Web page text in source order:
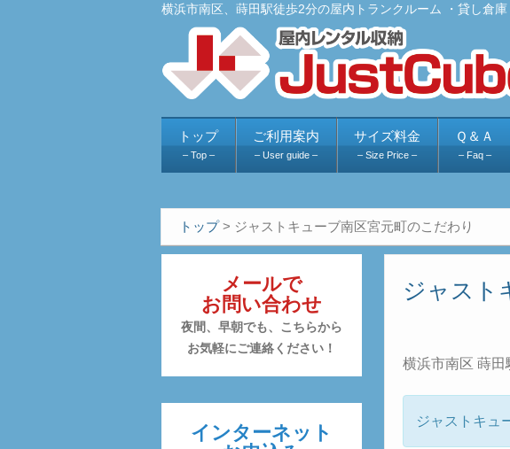
横浜市南区、蒔田駅徒歩2分の屋内トランクルーム ・貸し倉
トップ
– Top –
ご利用案内
– User guide –
サイズ料金
– Size Price –
Ｑ＆Ａ
– Faq –
トップ> ジャストキューブ南区宮元町のこだわり
メールで
お問い合わせ
夜間、早朝でも、こちらから
お気軽にご連絡ください！
インターネット
ジャスト
横浜市南区 蒔
ジャストキュ